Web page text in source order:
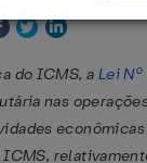
do ICMS, a Lei
nas